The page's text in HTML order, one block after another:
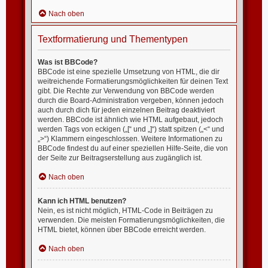
Nach oben
Textformatierung und Thementypen
Was ist BBCode?
BBCode ist eine spezielle Umsetzung von HTML, die dir
weitreichende Formatierungsmöglichkeiten für deinen Text
gibt. Die Rechte zur Verwendung von BBCode werden
durch die Board-Administration vergeben, können jedoch
auch durch dich für jeden einzelnen Beitrag deaktiviert
werden. BBCode ist ähnlich wie HTML aufgebaut, jedoch
werden Tags von eckigen („[“ und „]“) statt spitzen („<“ und
„>“) Klammern eingeschlossen. Weitere Informationen zu
BBCode findest du auf einer speziellen Hilfe-Seite, die von
der Seite zur Beitragserstellung aus zugänglich ist.
Nach oben
Kann ich HTML benutzen?
Nein, es ist nicht möglich, HTML-Code in Beiträgen zu
verwenden. Die meisten Formatierungsmöglichkeiten, die
HTML bietet, können über BBCode erreicht werden.
Nach oben